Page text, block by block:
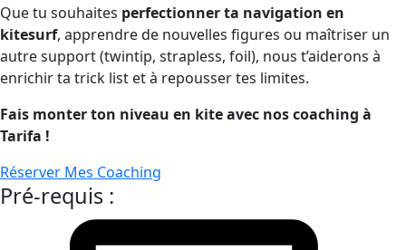
Que tu souhaites perfectionner ta navigation en
kitesurf, apprendre de nouvelles figures ou maîtriser un
autre support (twintip, strapless, foil), nous t’aiderons à
enrichir ta trick list et à repousser tes limites.
Fais monter ton niveau en kite avec nos coaching à
Tarifa !
Réserver Mes Coaching
Pré-requis :